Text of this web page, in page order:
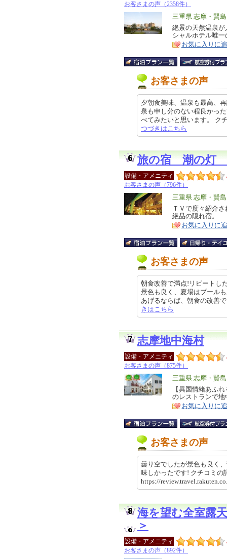
お客さまの声（2358件）
エ
リ
ア
三重県 志摩・賢島
特
徴
絶景の天然温泉
シャルホテル唯
お気に入りに
お客さまの声
夕朝食美味、温泉も最高、
泉も申し分のない程良かっ
べてみたいと思います。 ク
つづきはこちら
旅の宿 潮の灯
設備・アメニティ
お客さまの声（796件）
エ
リ
ア
三重県 志摩・賢島
特
徴
ＴＶで度々紹介
絶品の隠れ宿。
お気に入りに
お客さまの声
朝食改善で満点!リピートし
景色も良く、夏場はプール
あげるならば、朝食の改善
きはこちら
志摩地中海村
設備・アメニティ
お客さまの声（875件）
エ
リ
ア
三重県 志摩・賢島
特
徴
【異国情緒あふ
のレストランで
お気に入りに
お客さまの声
曇り空でしたが景色も良く
味しかったです! クチコミ
https://
海を望む全室露
＞
設備・アメニティ
お客さまの声（892件）